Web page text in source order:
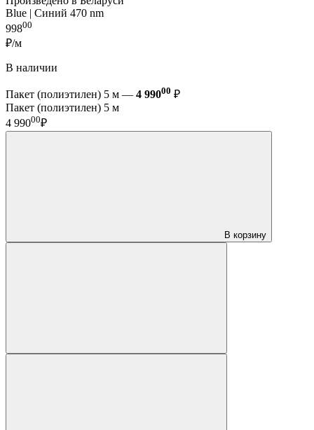
Blue | Синий 470 nm
99800
₽/м
В наличии
Пакет (полиэтилен) 5 м — 4 99000 ₽
Пакет (полиэтилен) 5 м
4 99000₽
В корзину